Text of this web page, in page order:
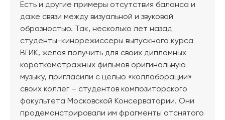
Есть и другие примеры отсутствия баланса и
даже связи между визуальной и звуковой
образностью. Так, несколько лет назад
студенты-кинорежиссеры выпускного курса
ВГИК, желая получить для своих дипломных
короткометражных фильмов оригинальную
музыку, пригласили с целью «коллаборации»
своих коллег – студентов композиторского
факультета Московской Консерватории. Они
продемонстрировали им фрагменты отснятого